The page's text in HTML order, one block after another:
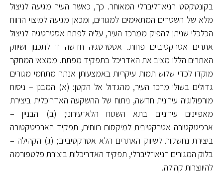
בקונטקסט הניאו־ליברלי המאוחר. כך, כאשר העיר מגיעה לניצול
מלא של השטחים המתאימים למגורים, ומכאן מגיעה למיצוי הרווח
הכלכלי שניתן להפיק ממרכז העיר, עליה לפתח אסטרטגיה לניצול
אתרים אטרקטיביים פחות. אסטרטגיה חדשה זו לתכנון ושיווק
האתרים הללו מציב את האדריכל בתפקיד מפתח. ממצאי המחקר
מוקדו לכדי שלוש תמות עיקריות באמצעותן אנתח מתחמי מגורים
גדולים בשולי מרכז העיר, מהגדול אל הקטן: (א) המבנן – ניסוח
מורפולוגיה עירונית חדשה, ניתוח של ההשקעה האדריכלית ביצירת
מאפיינים עירוניים בתא השטח הלא־עירוני; (ב) הבניין –
ארכיטקטורה אטרקטיבית למיקסום רווחים, תפקיד הארכיטקטורה
ביצירת נחשקות לשיווק האתרים הלא אטרקטיביים; (ג) הקהילה –
בלוק המגורים הניאו־ליברלי, תפקיד האדריכלות ביצירת פלטפורמה
להיווצרות קהילה.